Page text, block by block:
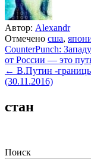
Автор: Alexandr
Отмечено сша,
Навигация
по
записям
CounterPunch:
от России — это
← В.Путин -границы
(30.11.2016)
стан
Поиск